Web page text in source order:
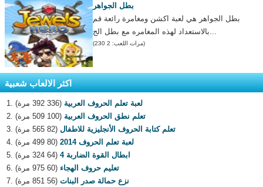
بطل الجواهر
بطل الجواهر هي لعبة اكشن ومغامرة رائعة قم
بالاستعداد لهذه المغامره مع بطل الج...
(مرات اللعب: 2 230)
اكثر الالعاب شعبية
لعبة تعلم الحروف العربية (336 392 مرة)
تعلم نطق الحروف العربية (100 509 مرة)
تعلم كتابة الحروف الأنجليزية للاطفال (82 565 مرة)
لعبة تعلم الحروف 2014
(80 499 مرة)
ابطال القوة الضاربة 4
(64 324 مرة)
تعليم حروف الهجاء (60 975 مرة)
نزع حمالة صدر البنات (56 851 مرة)